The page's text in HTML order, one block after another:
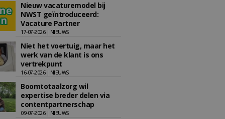
Nieuw vacaturemodel bij
NWST geïntroduceerd:
Vacature Partner
17-07-2026 | NIEUWS
Niet het voertuig, maar het
werk van de klant is ons
vertrekpunt
16-07-2026 | NIEUWS
Boomtotaalzorg wil
expertise breder delen via
contentpartnerschap
09-07-2026 | NIEUWS